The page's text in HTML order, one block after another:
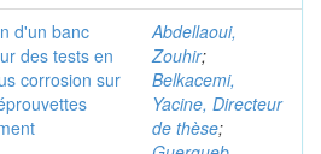
d'un banc
des tests en
corrosion sur
Abdellaoui,
Zouhir;
Belkacemi,
Yacine, Directeur
de thèse;